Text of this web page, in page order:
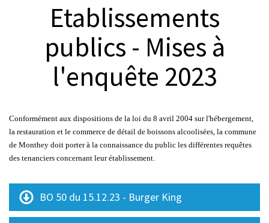
Etablissements
publics - Mises à
l'enquête 2023
Conformément aux dispositions de la loi du 8 avril 2004 sur l'hébergement,
la restauration et le commerce de détail de boissons alcoolisées, la commune
de Monthey doit porter à la connaissance du public les différentes requêtes
des tenanciers concernant leur établissement.
BO 50 du 15.12.23 - Burger King